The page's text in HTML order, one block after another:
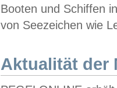
Booten und Schiffen
von Seezeichen wie
Aktualität der